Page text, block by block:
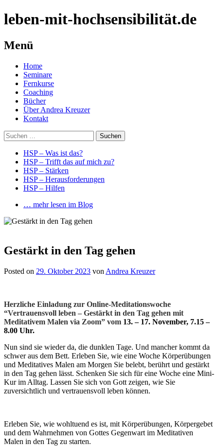
leben-mit-hochsensibilität.de
Menü
Springe
zum
Inhalt
Home
Seminare
Fernkurse
Coaching
Bücher
Über Andrea Kreuzer
Kontakt
Suchen
nach:
HSP – Was ist das?
HSP – Trifft das auf mich zu?
HSP – Stärken
HSP – Herausforderungen
HSP – Hilfen
… mehr lesen im Blog
Gestärkt in den Tag gehen
Posted on 29. Oktober 2023 von Andrea Kreuzer
Herzliche Einladung zur Online-Meditationswoche
“Vertrauensvoll leben – Gestärkt in den Tag gehen mit
Meditativem Malen via Zoom” vom 13. – 17. November, 7.15 –
8.00 Uhr.
Nun sind sie wieder da, die dunklen Tage. Und mancher kommt da
schwer aus dem Bett. Erleben Sie, wie eine Woche Körperübungen
und Meditatives Malen am Morgen Sie belebt, berührt und gestärkt
in den Tag gehen lässt. Schenken Sie sich für eine Woche eine Mini-
Kur im Alltag. Lassen Sie sich von Gott zeigen, wie Sie
zuversichtlich und vertrauensvoll leben können.
Erleben Sie, wie wohltuend es ist, mit Körperübungen, Körpergebet
und dem Wahrnehmen von Gottes Gegenwart im Meditativen
Malen in den Tag zu starten.